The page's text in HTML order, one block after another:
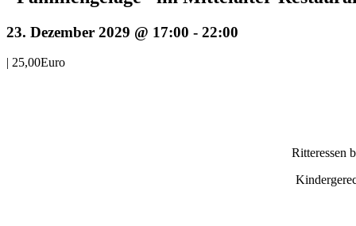
23. Dezember 2029 @ 17:00 - 22:00
| 25,00Euro
Ritteressen